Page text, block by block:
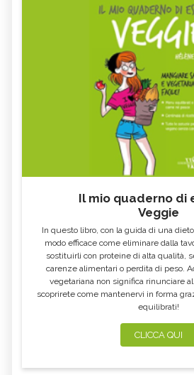
Il mio quaderno di
Veggie
In questo libro, con la guida di una
modo efficace come eliminare dalla
sostituirli con proteine di alta qualità,
carenze alimentari o perdita di peso.
vegetariana non significa rinunciare
scoprirete come mantenervi in forma
equilibrati!
CLICCA QUI